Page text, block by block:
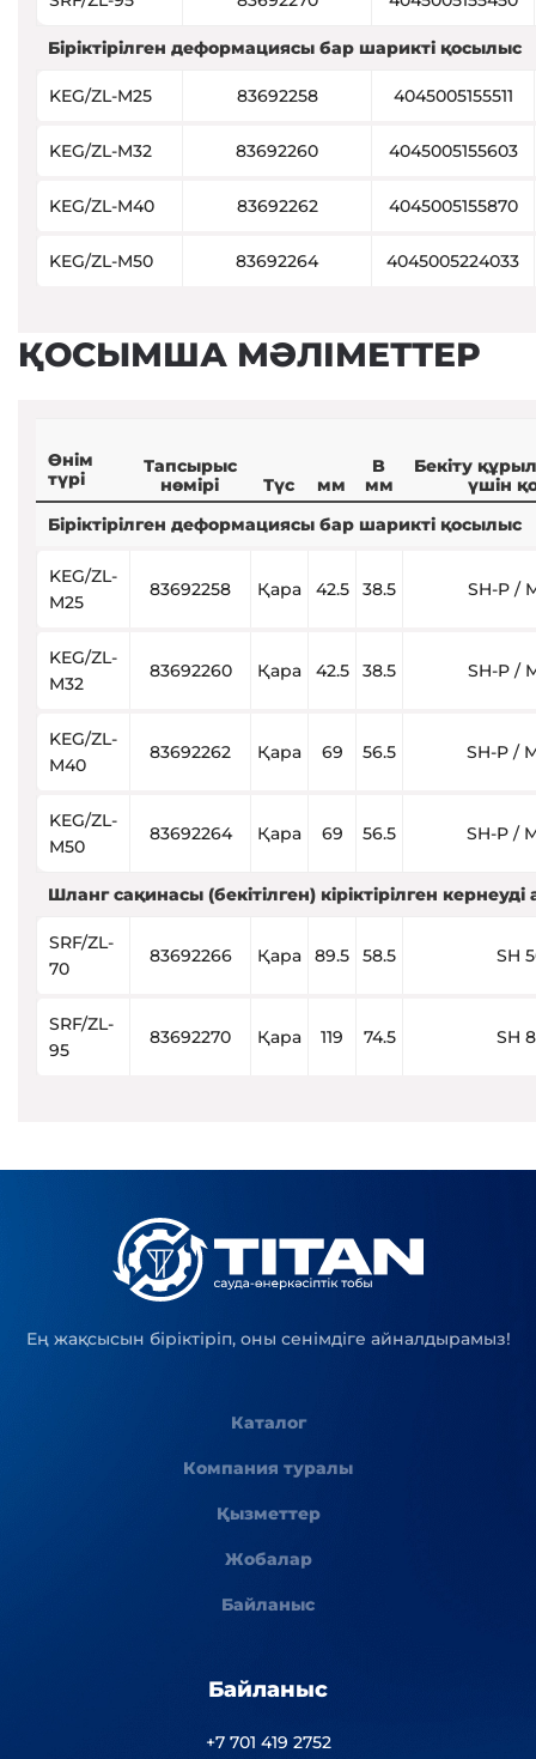
Біріктірілген деформациясы бар шарикті қосылыс
KEG/ZL-M25 83692258 4045005155511
KEG/ZL-M32 83692260 4045005155603
KEG/ZL-M40 83692262 4045005155870
KEG/ZL-M50 83692264 4045005224033
ҚОСЫМША МӘЛІМЕТТЕР
Өнім
түрі
Тапсырыс
нөмірі
Түс мм
B
мм
Бекіту
үшін
Біріктірілген деформациясы бар шарикті қосылыс
KEG/ZL-
M25
83692258 Қара 42.5 38.5 SH-P /
KEG/ZL-
M32
83692260 Қара 42.5 38.5 SH-P /
KEG/ZL-
M40
83692262 Қара 69 56.5 SH-P /
KEG/ZL-
M50
83692264 Қара 69 56.5 SH-P /
Шланг сақинасы (бекітілген) кіріктірілген
SRF/ZL-
70
83692266 Қара 89.5 58.5 SH
SRF/ZL-
95
83692270 Қара 119 74.5 SH
Ең жақсысын біріктіріп, оны сенімдіге айналдырамыз!
Каталог
Компания туралы
Қызметтер
Жобалар
Байланыс
Байланыс
+7 701 419 2752